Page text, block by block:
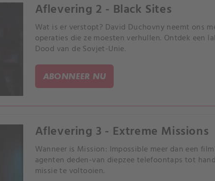
Aflevering 2 - Black Sites
Wat is er verstopt? David Duchovny neemt ons
operaties die ze moesten verhullen. Ontdek een
Dood van de Sovjet-Unie.
ABONNEER NU
Aflevering 3 - Extreme Missions
Wanneer is Mission: Impossible meer dan een
agenten deden-van diepzee telefoontaps tot
missie te voltooien.